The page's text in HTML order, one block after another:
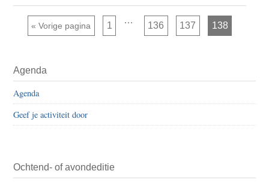
«Ga naar
Vorige pagina Pagina
1
Interim
pagina's
… Pagina
136 Pagina
137 Pagina
138
Sidebar
Agenda
Agenda
Geef je activiteit door
Ochtend- of avondeditie